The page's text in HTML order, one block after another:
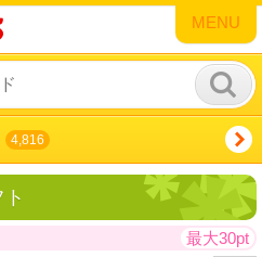
MENU
4,816
最大30pt